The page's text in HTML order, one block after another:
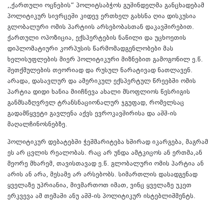
,,ქართული ოცნების“ პოლიტსაბჭოს გუშინდელმა განცხადებამ
პოლიტიკურ სივრცეში კიდევ ერთხელ გახსნა ღია დისკუსია
გლობალური ომის პარტიის არსებობასთან დაკავშირებით.
ქართული ოპოზიცია, ექსპერტების ნაწილი და უცხოეთის
დიპლომატიური კორპუსის წარმომადგენლობები მას
ხელისუფლების მიერ პოლიტიკური მიზნებით გამოგონილ ე.წ.
შეთქმულების თეორიად და რუსულ ნარატივად ნათლავენ.
არადა, დასავლურ და ამერიკულ ექსპერტულ წრეებში ომის
პარტია დიდი ხანია მიიჩნევა ახალი მსოფლიოს წესრიგის
განმსაზღვრელ ტრანსნაციონალურ ჯგუფად, რომელსაც
გადამწყვეტი გავლენა აქვს ევროკავშირისა და აშშ-ის
მაღალჩინოსნებზე.
პოლიტიკურ დებატებში ჭეშმარიტება ხშირად იკარგება, მაგრამ
ეს არ ცვლის რეალობას. რაც არ უნდა ამტკიცოს ან ერთმა,ან
მეორე მხარემ, თავისთავად ე.წ. გლობალური ომის პარტია ან
არის ან არა, მესამე არ არსებობს. სიმართლის დასადგენად
ყველაზე უპრიანია, მივმართოთ იმათ, ვინც ყველაზე უკეთ
ერკვევა ამ თემაში ანუ აშშ-ის პოლიტიკურ ისტებლიშმენტს.